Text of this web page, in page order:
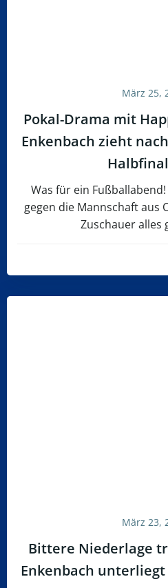
März 25,
Pokal-Drama mit
Enkenbach zieht
Was für ein
gegen die Mannschaft aus
Zuschauer alles
März 23,
Bittere Niederlage
Enkenbach